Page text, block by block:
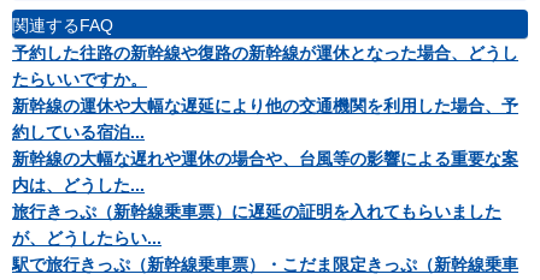
関連するFAQ
予約した往路の新幹線や復路の新幹線が運休となった場合、どうし
たらいいですか。
新幹線の運休や大幅な遅延により他の交通機関を利用した場合、予
約している宿泊...
新幹線の大幅な遅れや運休の場合や、台風等の影響による重要な案
内は、どうした...
旅行きっぷ（新幹線乗車票）に遅延の証明を入れてもらいました
が、どうしたらい...
駅で旅行きっぷ（新幹線乗車票）・こだま限定きっぷ（新幹線乗車